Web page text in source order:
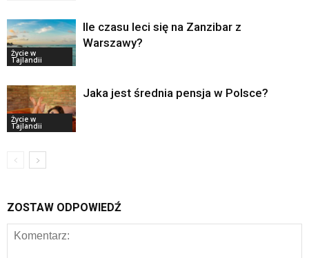
Życie w
Tajlandii
Ile czasu leci się na Zanzibar z
Warszawy?
Życie w
Tajlandii
Jaka jest średnia pensja w Polsce?
ZOSTAW ODPOWIEDŹ